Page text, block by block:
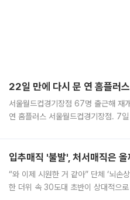
22일 만에 다시 문 연 홈플러
서울월드컵경기장점 67명 출근해 재
연 홈플러스 서울월드컵경기장점. 7
입추매직 '불발', 처서매직은
“와 이제 시원한 거 같아” 단체 ‘뇌손
한 더위 속 30도대 초반이 상대적으